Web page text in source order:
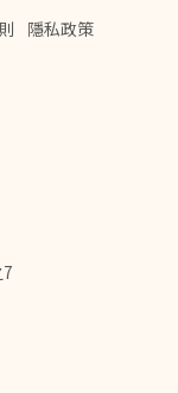
隱私政策